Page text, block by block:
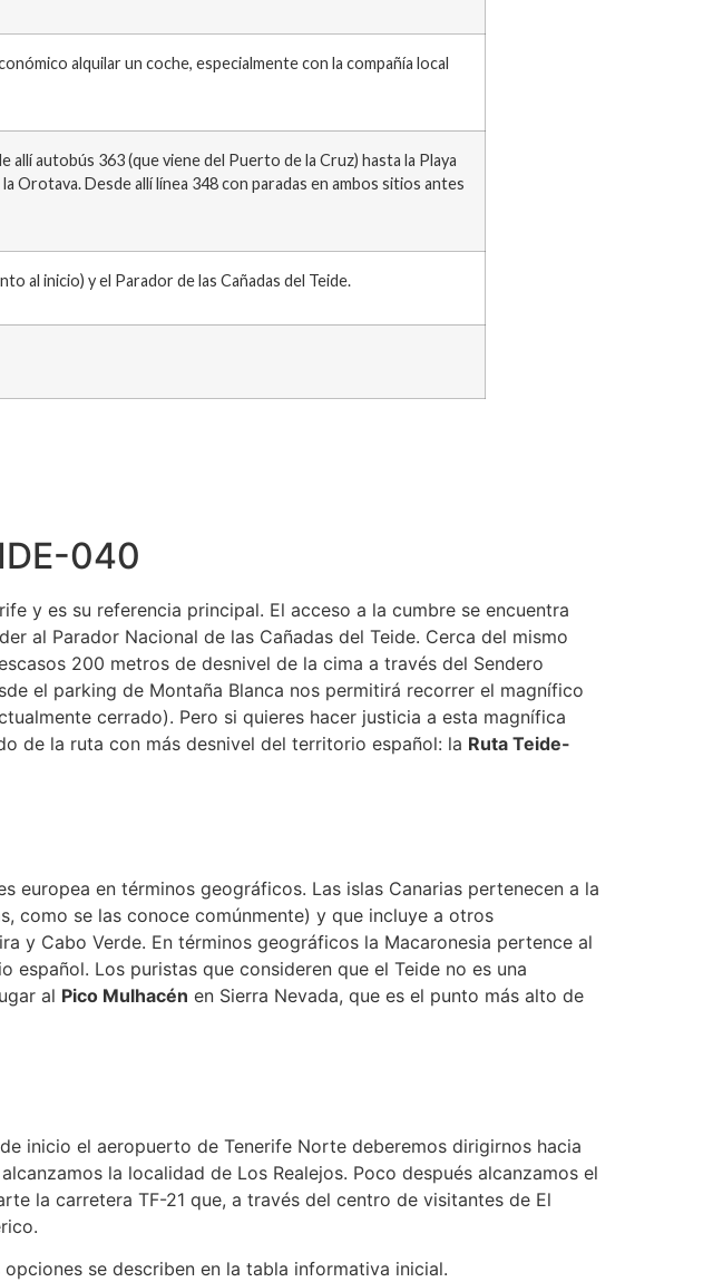
alquilar un coche, especialmente con la compañía local
allí autobús 363 (que viene del Puerto de la Cruz) hasta la Playa
Orotava. Desde allí línea 348 con paradas en ambos sitios antes
al inicio) y el Parador de las Cañadas del Teide.
040
y es su referencia principal. El acceso a la cumbre se encuentra
al Parador Nacional de las Cañadas del Teide. Cerca del mismo
200 metros de desnivel de la cima a través del Sendero
el parking de Montaña Blanca nos permitirá recorrer el magnífico
cerrado). Pero si quieres hacer justicia a esta magnífica
de la ruta con más desnivel del territorio español: la Ruta Teide-
en términos geográficos. Las islas Canarias pertenecen a la
como se las conoce comúnmente) y que incluye a otros
y Cabo Verde. En términos geográficos la Macaronesia pertence al
Los puristas que consideren que el Teide no es una
al Pico Mulhacén en Sierra Nevada, que es el punto más alto de
inicio el aeropuerto de Tenerife Norte deberemos dirigirnos hacia
la localidad de Los Realejos. Poco después alcanzamos el
la carretera TF-21 que, a través del centro de visitantes de El
se describen en la tabla informativa inicial.